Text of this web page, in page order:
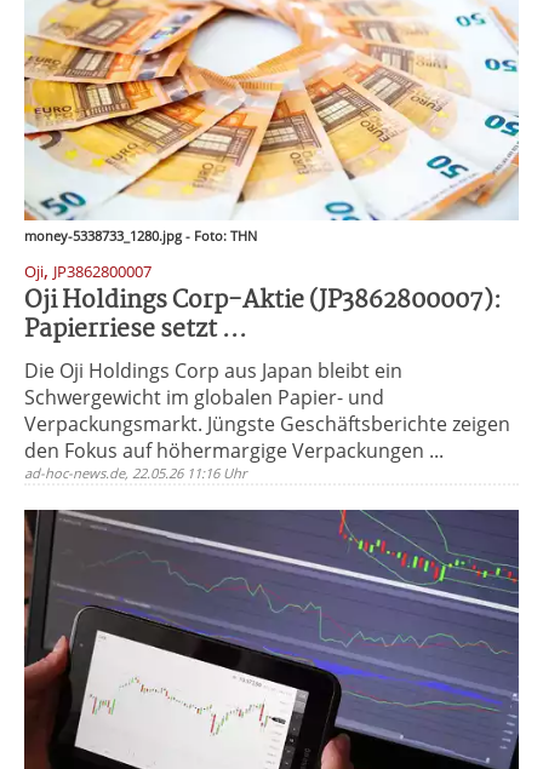
money-5338733_1280.jpg - Foto: THN
Oji, JP3862800007
Oji Holdings Corp-Aktie (JP3862800007):
Papierriese setzt ...
Die Oji Holdings Corp aus Japan bleibt ein
Schwergewicht im globalen Papier- und
Verpackungsmarkt. Jüngste Geschäftsberichte zeigen
den Fokus auf höhermargige Verpackungen ...
ad-hoc-news.de, 22.05.26 11:16 Uhr